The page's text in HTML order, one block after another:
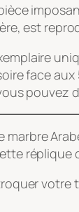
est
face aux
pouvez
marbre
réplique
votre